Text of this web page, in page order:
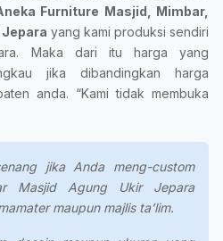
Furniture Masjid, Mimbar,
yang kami produksi sendiri
Maka dari itu harga yang
jika dibandingkan harga
anda. “Kami tidak membuka
jika Anda meng-custom
Masjid Agung Ukir Jepara
maupun majlis ta’lim.